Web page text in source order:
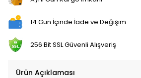
14 Gün İçinde İade ve Değişim
256 Bit SSL Güvenli Alışveriş
Ürün Açıklaması